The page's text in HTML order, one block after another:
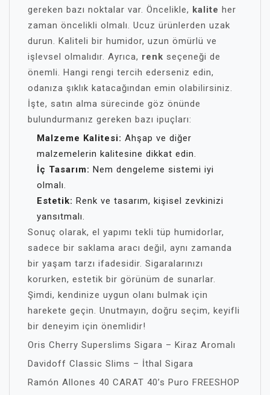
gereken bazı noktalar var. Öncelikle, kalite her
zaman öncelikli olmalı. Ucuz ürünlerden uzak
durun. Kaliteli bir humidor, uzun ömürlü ve
işlevsel olmalıdır. Ayrıca, renk seçeneği de
önemli. Hangi rengi tercih ederseniz edin,
odanıza şıklık katacağından emin olabilirsiniz.
İşte, satın alma sürecinde göz önünde
bulundurmanız gereken bazı ipuçları:
Malzeme Kalitesi: Ahşap ve diğer
malzemelerin kalitesine dikkat edin.
İç Tasarım: Nem dengeleme sistemi iyi
olmalı.
Estetik: Renk ve tasarım, kişisel zevkinizi
yansıtmalı.
Sonuç olarak, el yapımı tekli tüp humidorlar,
sadece bir saklama aracı değil, aynı zamanda
bir yaşam tarzı ifadesidir. Sigaralarınızı
korurken, estetik bir görünüm de sunarlar.
Şimdi, kendinize uygun olanı bulmak için
harekete geçin. Unutmayın, doğru seçim, keyifli
bir deneyim için önemlidir!
Oris Cherry Superslims Sigara – Kiraz Aromalı
Davidoff Classic Slims – İthal Sigara
Ramón Allones 40 CARAT 40’s Puro FREESHOP